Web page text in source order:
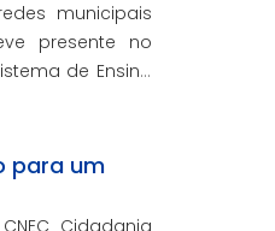
municipais
presente no
de Ensino
e parcerias
para um
Cidadania